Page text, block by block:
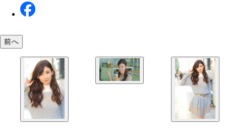
カルビー「Ｊａｇａｂｅｅ オフィス」篇。女性
が、休憩中にＪａｇａｂｅｅを食べようとしたと
憧れの男性から休みの日に何をしているか聞か
前へ